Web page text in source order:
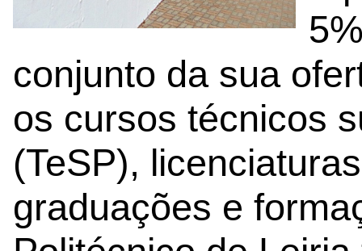
conjunto da sua
os cursos técnicos
(TeSP),
graduações e